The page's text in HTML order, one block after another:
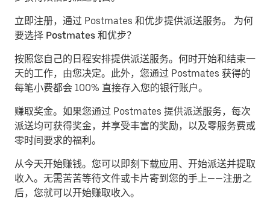
立即注册，通过 Postmates 和优步提供派送服务。 为何
要选择 Postmates 和优步？
按照您自己的日程安排提供派送服务。 何时开始和结束一
天的工作，由您决定。此外，您通过 Postmates 获得的
每笔小费都会 100% 直接存入您的银行账户。
赚取奖金。 如果您通过 Postmates 提供派送服务，每次
派送均可获得奖金，并享受丰富的奖励，以及零服务费或
零时间要求的福利。
从今天开始赚钱。 您可以即刻下载应用、开始派送并提取
收入。无需苦苦等待文件或卡片寄到您的手上——注册之
后，您就可以开始赚取收入。